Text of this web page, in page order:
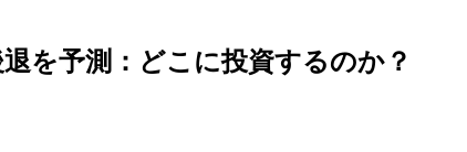
を予測：どこに投資するのか？